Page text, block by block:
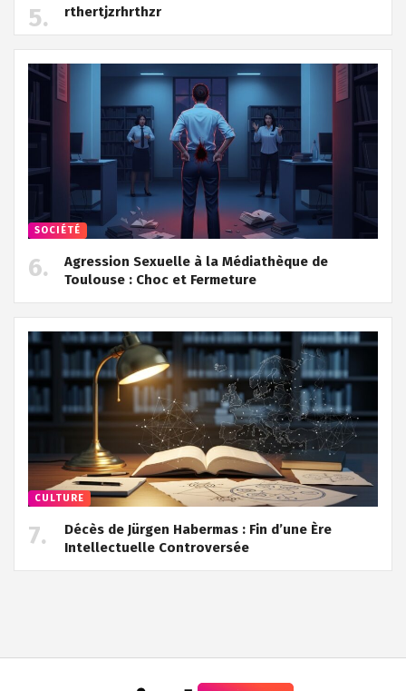
rthertjzrhrthzr
SOCIÉTÉ
Agression Sexuelle à la Médiathèque de
Toulouse : Choc et Fermeture
CULTURE
Décès de Jürgen Habermas : Fin d’une Ère
Intellectuelle Controversée